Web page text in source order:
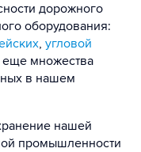
дорожного
оборудования:
, угловой
еще множества
в нашем
нашей
промышленности